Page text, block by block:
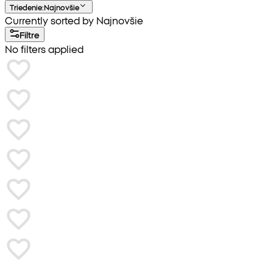
Triedenie:Najnovšie
Currently sorted by Najnovšie
Filtre
No filters applied